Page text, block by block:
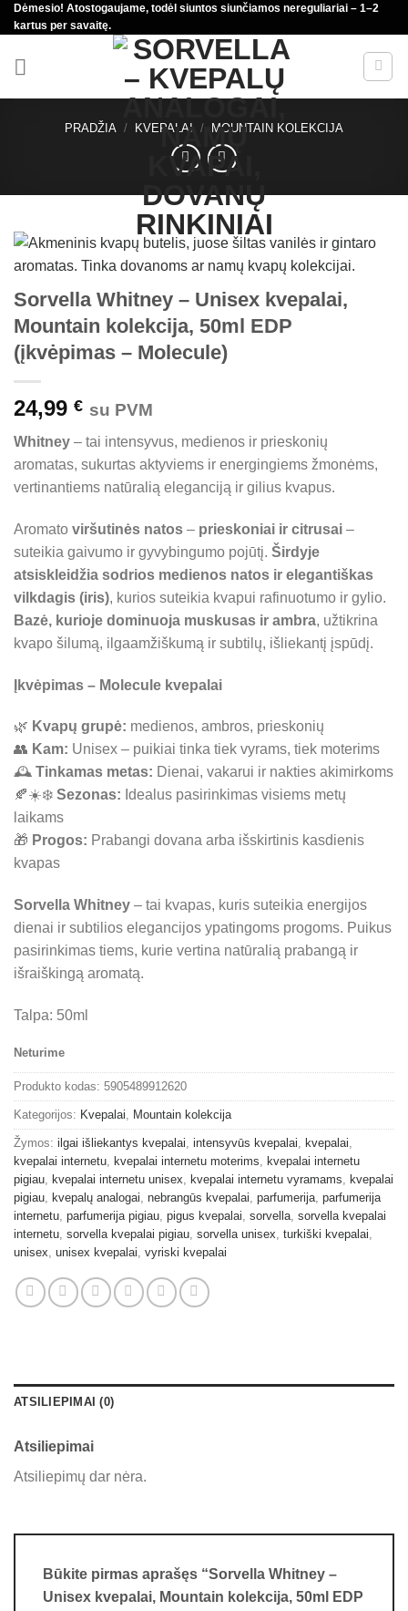
Skip
to
content
Dėmesio! Atostogaujame, todėl siuntos siunčiamos nereguliariai – 1–2
kartus per savaitę.
PRADŽIA / KVEPALAI / MOUNTAIN KOLEKCIJA
Sorvella Whitney – Unisex kvepalai,
Mountain kolekcija, 50ml EDP
(įkvėpimas – Molecule)
24,99 € su PVM
Whitney – tai intensyvus, medienos ir prieskonių
aromatas, sukurtas aktyviems ir energingiems žmonėms,
vertinantiems natūralią eleganciją ir gilius kvapus.
Aromato viršutinės natos – prieskoniai ir citrusai –
suteikia gaivumo ir gyvybingumo pojūtį. Širdyje
atsiskleidžia sodrios medienos natos ir elegantiškas
vilkdagis (iris), kurios suteikia kvapui rafinuotumo ir gylio.
Bazė, kurioje dominuoja muskusas ir ambra, užtikrina
kvapo šilumą, ilgaamžiškumą ir subtilų, išliekantį įspūdį.
Įkvėpimas – Molecule kvepalai
🌿 Kvapų grupė: medienos, ambros, prieskonių
👥 Kam: Unisex – puikiai tinka tiek vyrams, tiek moterims
🕰️ Tinkamas metas: Dienai, vakarui ir nakties akimirkoms
🍂☀️❄️ Sezonas: Idealus pasirinkimas visiems metų
laikams
🎁 Progos: Prabangi dovana arba išskirtinis kasdienis
kvapas
Sorvella Whitney – tai kvapas, kuris suteikia energijos
dienai ir subtilios elegancijos ypatingoms progoms. Puikus
pasirinkimas tiems, kurie vertina natūralią prabangą ir
išraiškingą aromatą.
Talpa: 50ml
Neturime
Produkto kodas: 5905489912620
Kategorijos: Kvepalai Mountain kolekcija
Žymos: ilgai išliekantys kvepalai intensyvūs kvepalai kvepalai
kvepalai internetu kvepalai internetu moterims kvepalai internetu
pigiau kvepalai internetu unisex kvepalai internetu vyramams kvepalai
pigiau kvepalų analogai nebrangūs kvepalai parfumerija parfumerija
internetu parfumerija pigiau pigus kvepalai sorvella sorvella kvepalai
internetu sorvella kvepalai pigiau sorvella unisex turkiški kvepalai
unisex unisex kvepalai vyriski kvepalai
ATSILIEPIMAI (0)
Atsiliepimai
Atsiliepimų dar nėra.
Būkite pirmas aprašęs “Sorvella Whitney –
Unisex kvepalai, Mountain kolekcija, 50ml EDP